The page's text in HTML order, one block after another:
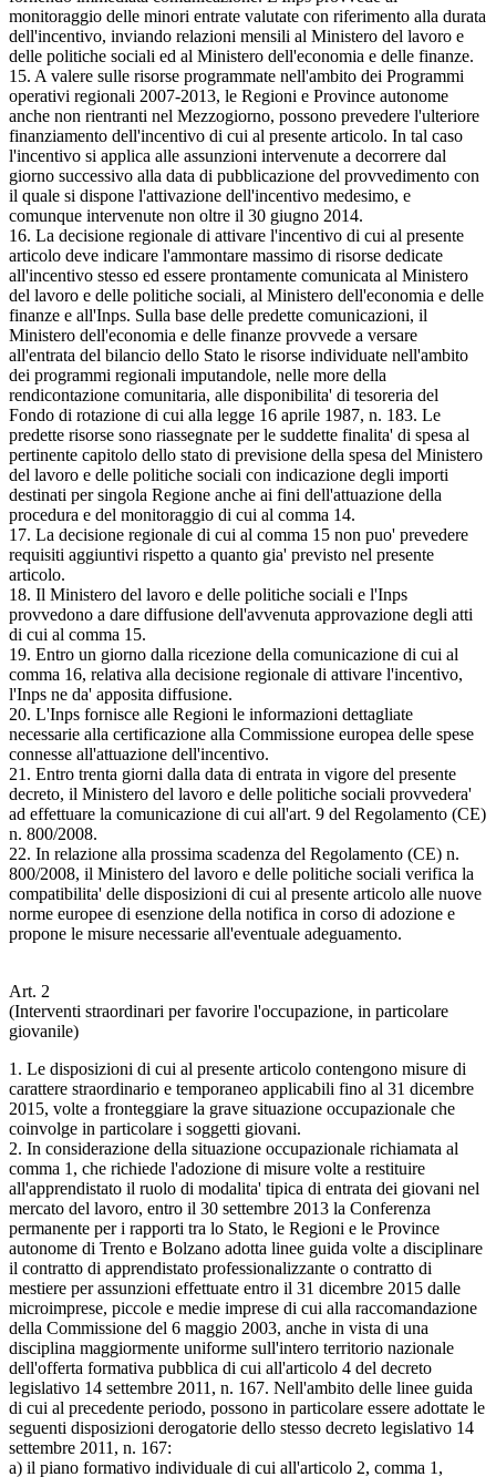
monitoraggio delle minori entrate valutate con riferimento alla durata
dell'incentivo, inviando relazioni mensili al Ministero del lavoro e
delle politiche sociali ed al Ministero dell'economia e delle finanze.
15. A valere sulle risorse programmate nell'ambito dei Programmi
operativi regionali 2007-2013, le Regioni e Province autonome
anche non rientranti nel Mezzogiorno, possono prevedere l'ulteriore
finanziamento dell'incentivo di cui al presente articolo. In tal caso
l'incentivo si applica alle assunzioni intervenute a decorrere dal
giorno successivo alla data di pubblicazione del provvedimento con
il quale si dispone l'attivazione dell'incentivo medesimo, e
comunque intervenute non oltre il 30 giugno 2014.
16. La decisione regionale di attivare l'incentivo di cui al presente
articolo deve indicare l'ammontare massimo di risorse dedicate
all'incentivo stesso ed essere prontamente comunicata al Ministero
del lavoro e delle politiche sociali, al Ministero dell'economia e delle
finanze e all'Inps. Sulla base delle predette comunicazioni, il
Ministero dell'economia e delle finanze provvede a versare
all'entrata del bilancio dello Stato le risorse individuate nell'ambito
dei programmi regionali imputandole, nelle more della
rendicontazione comunitaria, alle disponibilita' di tesoreria del
Fondo di rotazione di cui alla legge 16 aprile 1987, n. 183. Le
predette risorse sono riassegnate per le suddette finalita' di spesa al
pertinente capitolo dello stato di previsione della spesa del Ministero
del lavoro e delle politiche sociali con indicazione degli importi
destinati per singola Regione anche ai fini dell'attuazione della
procedura e del monitoraggio di cui al comma 14.
17. La decisione regionale di cui al comma 15 non puo' prevedere
requisiti aggiuntivi rispetto a quanto gia' previsto nel presente
articolo.
18. Il Ministero del lavoro e delle politiche sociali e l'Inps
provvedono a dare diffusione dell'avvenuta approvazione degli atti
di cui al comma 15.
19. Entro un giorno dalla ricezione della comunicazione di cui al
comma 16, relativa alla decisione regionale di attivare l'incentivo,
l'Inps ne da' apposita diffusione.
20. L'Inps fornisce alle Regioni le informazioni dettagliate
necessarie alla certificazione alla Commissione europea delle spese
connesse all'attuazione dell'incentivo.
21. Entro trenta giorni dalla data di entrata in vigore del presente
decreto, il Ministero del lavoro e delle politiche sociali provvedera'
ad effettuare la comunicazione di cui all'art. 9 del Regolamento (CE)
n. 800/2008.
22. In relazione alla prossima scadenza del Regolamento (CE) n.
800/2008, il Ministero del lavoro e delle politiche sociali verifica la
compatibilita' delle disposizioni di cui al presente articolo alle nuove
norme europee di esenzione della notifica in corso di adozione e
propone le misure necessarie all'eventuale adeguamento.
Art. 2
(Interventi straordinari per favorire l'occupazione, in particolare
giovanile)
1. Le disposizioni di cui al presente articolo contengono misure di
carattere straordinario e temporaneo applicabili fino al 31 dicembre
2015, volte a fronteggiare la grave situazione occupazionale che
coinvolge in particolare i soggetti giovani.
2. In considerazione della situazione occupazionale richiamata al
comma 1, che richiede l'adozione di misure volte a restituire
all'apprendistato il ruolo di modalita' tipica di entrata dei giovani nel
mercato del lavoro, entro il 30 settembre 2013 la Conferenza
permanente per i rapporti tra lo Stato, le Regioni e le Province
autonome di Trento e Bolzano adotta linee guida volte a disciplinare
il contratto di apprendistato professionalizzante o contratto di
mestiere per assunzioni effettuate entro il 31 dicembre 2015 dalle
microimprese, piccole e medie imprese di cui alla raccomandazione
della Commissione del 6 maggio 2003, anche in vista di una
disciplina maggiormente uniforme sull'intero territorio nazionale
dell'offerta formativa pubblica di cui all'articolo 4 del decreto
legislativo 14 settembre 2011, n. 167. Nell'ambito delle linee guida
di cui al precedente periodo, possono in particolare essere adottate le
seguenti disposizioni derogatorie dello stesso decreto legislativo 14
settembre 2011, n. 167:
a) il piano formativo individuale di cui all'articolo 2, comma 1,